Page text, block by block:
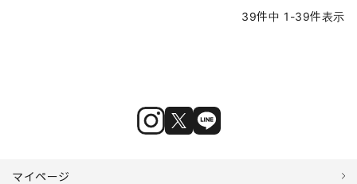
39件中 1 -39件表示
マイページ